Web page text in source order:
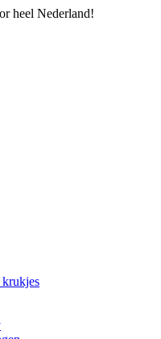
heel Nederland!